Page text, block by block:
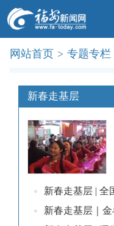
首页 新闻 社会
网站首页 > 专题专栏
新春走基层